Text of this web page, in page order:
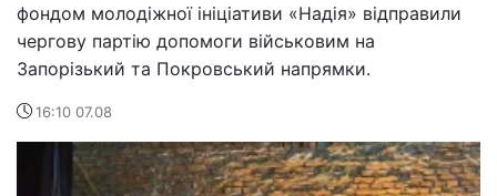
фондом молодіжної ініціативи «Надія» відправили
чергову партію допомоги військовим на
Запорізький та Покровський напрямки.
16:10 07.08